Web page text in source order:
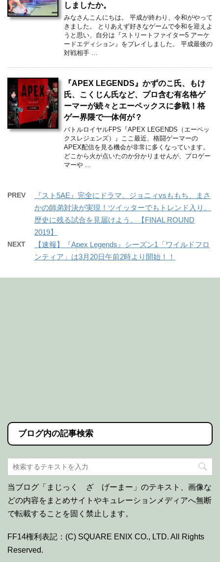
しましたか。
みなさんこんにちは。 平成が終わり、令和がやって
きました。 とりあえず好きなゲームで令和を迎えよ
うと思い、自分は『ストリートファイター5 アーケ
ードエディション』をプレイしました。 平成最後の
対戦相手 …
『APEX LEGENDS』かずのこ氏、もけ
氏、こくじん氏など、プロ含む有名格ゲ
ーマーが続々とエーペックスに参戦！格
ゲー界隈で一体何が？
バトルロイヤルFPS『APEX LEGENDS（エーペッ
クスレジェンズ）』ここ最近、格闘ゲーマーの
APEX配信を見る機会が非常に多くなっています。
どこから火が点いたのか分かりませんが、プロゲー
マーや …
PREV
『スト5AE』完全にドラマ。ジョニィvsももち、まさ
かの師弟対決が実現！ツイッターでもトレンド入り。
歴史に残る試合を見届けよう。【FINAL ROUND
2019】
NEXT
【速報】『Apex Legends』シーズン1「ワイルドフロ
ンティア」は3月20日午前2時より開始！！
ブログ内の記事検索
当ブログ「まじっく ざ げーまー」のテキスト、画像な
どの内容をまとめサイトやキュレーションメディアへ無断
で転載することを固く禁止します。
FF14権利表記：(C) SQUARE ENIX CO., LTD. All Rights
Reserved.